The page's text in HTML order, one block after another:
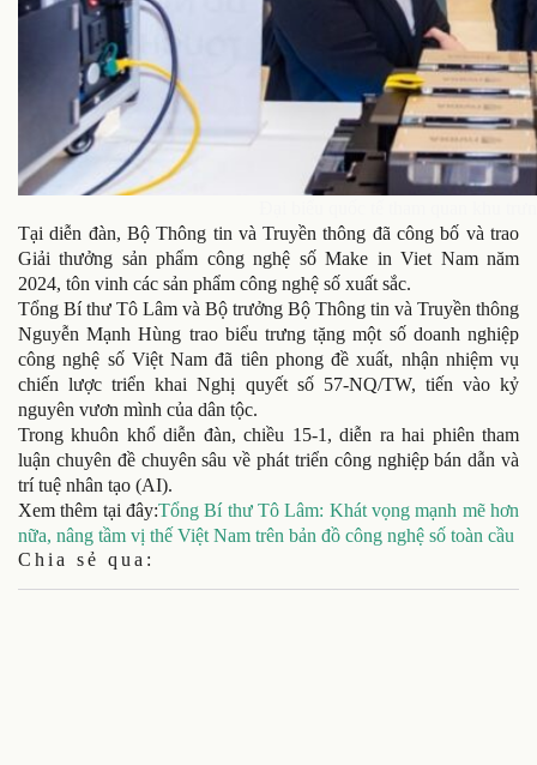
Tại diễn đàn, Bộ Thông tin và Truyền thông đã công bố và trao
Giải thưởng sản phẩm công nghệ số Make in Viet Nam năm
2024, tôn vinh các sản phẩm công nghệ số xuất sắc.
Tổng Bí thư Tô Lâm và Bộ trưởng Bộ Thông tin và Truyền thông
Nguyễn Mạnh Hùng trao biểu trưng tặng một số doanh nghiệp
công nghệ số Việt Nam đã tiên phong đề xuất, nhận nhiệm vụ
chiến lược triển khai Nghị quyết số 57-NQ/TW, tiến vào kỷ
nguyên vươn mình của dân tộc.
Trong khuôn khổ diễn đàn, chiều 15-1, diễn ra hai phiên tham
luận chuyên đề chuyên sâu về phát triển công nghiệp bán dẫn và
trí tuệ nhân tạo (AI).
Xem thêm tại đây:Tổng Bí thư Tô Lâm: Khát vọng mạnh mẽ hơn
nữa, nâng tầm vị thế Việt Nam trên bản đồ công nghệ số toàn cầu
Chia sẻ qua: